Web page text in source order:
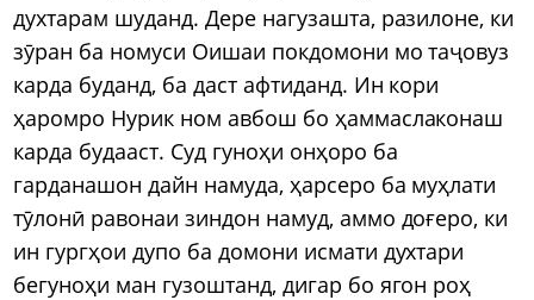
духтарам шуданд. Дере нагузашта, разилоне, ки
зӯран ба номуси Оишаи покдомони мо таҷовуз
карда буданд, ба даст афтиданд. Ин кори
ҳаромро Нурик ном авбош бо ҳаммаслаконаш
карда будааст. Суд гуноҳи онҳоро ба
гарданашон дайн намуда, ҳарсеро ба муҳлати
тӯлонӣ равонаи зиндон намуд, аммо доғеро, ки
ин гургҳои дупо ба домони исмати духтари
бегуноҳи ман гузоштанд, дигар бо ягон роҳ